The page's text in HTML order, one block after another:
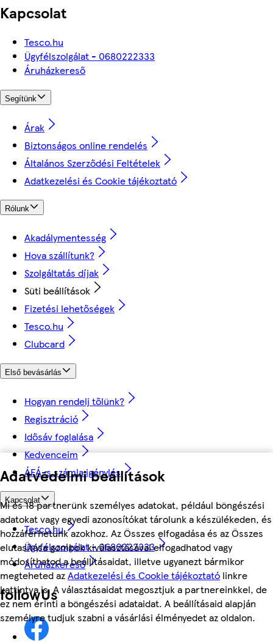
Adatvédelmi beállítások
Mi és 18 partnerünk személyes adatokat, például böngészési
adatokat vagy egyedi azonosítókat tárolunk a készülékeden, és
hozzáférhetünk azokhoz. Az Összes elfogadása és az Összes
elutasítása gombok kiválasztásával elfogadhatod vagy
módosíthatod a beállításaidat, illetve ugyanezt bármikor
megteheted azAdatkezelési és Cookie tájékoztató linkre
kattintva is. A választásaidat megosztjuk a partnereinkkel, de
ez nem érinti a böngészési adataidat. A beállításaid alapján
személyre tudjuk szabni a vásárlási élményedet az oldalon.
Kapcsolat
Tesco.hu
Ügyfélszolgálat - 0680222333
Áruházkereső
Segítünk
Árak
Biztonságos online rendelés
Általános Szerződési Feltételek
Adatkezelési és Cookie tájékoztató
Rólunk
Akadálymentesség
Hova szállítunk?
Szolgáltatás díjak
Süti beállítások
Fizetési lehetőségek
Tesco.hu
Clubcard
Első bevásárlás
Hogyan rendelj tőlünk?
Regisztráció
Idősáv foglalása
Kedvenceim
ÁFÁ-s számla igénylés
Kapcsolat
Tesco.hu
Ügyfélszolgálat - 0680222333
Áruházkereső
followUs